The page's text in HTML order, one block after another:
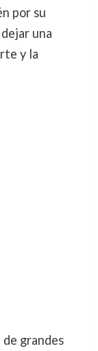
por su
una
y la
grandes